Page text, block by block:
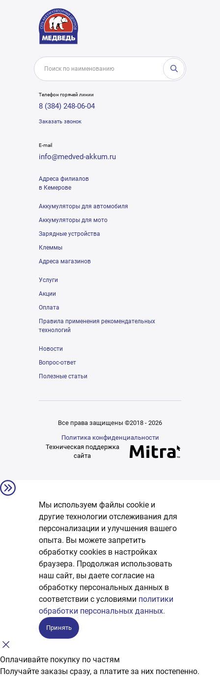
Телефон горячей линии
8 (384) 248-06-04
Заказать звонок
E-mail
info@medved-akkum.ru
Адреса филиалов
в Кемерове
Аккумуляторы для автомобиля
Аккумуляторы для мото
Зарядные устройства
Клеммы
Адреса магазинов
Услуги
Акции
Оплата
Правила применения рекомендательных
технологий
Новости
Вопрос-ответ
Полезные статьи
Все права защищены ©2018 - 2026
Политика конфиденциальности
Техническая поддержка
сайта
Мы используем файлы cookie и
другие технологии отслеживания для
персонализации и улучшения вашего
опыта. Вы можете запретить
обработку сookies в настройках
браузера. Продолжая использовать
наш сайт, вы даете согласие на
обработку персональных данных в
соответствии с условиями политики
обработки персональных данных.
Принять
Оплачивайте покупку по частям
Получайте заказы сразу, а платите за них постепенно.